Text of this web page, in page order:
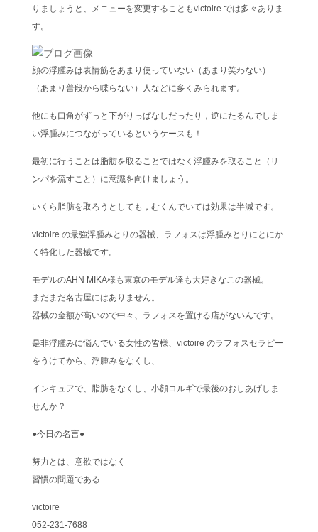
りましょうと、メニューを変更することもvictoire では多々ありま
す。
顔の浮腫みは表情筋をあまり使っていない（あまり笑わない）
（あまり普段から喋らない）人などに多くみられます。
他にも口角がずっと下がりっぱなしだったり，逆にたるんでしま
い浮腫みにつながっているというケースも！
最初に行うことは脂肪を取ることではなく浮腫みを取ること（リ
ンパを流すこと）に意識を向けましょう。
いくら脂肪を取ろうとしても，むくんでいては効果は半減です。
victoire の最強浮腫みとりの器械、ラフォスは浮腫みとりにとにか
く特化した器械です。
モデルのAHN MIKA様も東京のモデル達も大好きなこの器械。
まだまだ名古屋にはありません。
器械の金額が高いので中々、ラフォスを置ける店がないんです。
是非浮腫みに悩んでいる女性の皆様、victoire のラフォスセラピー
をうけてから、浮腫みをなくし、
インキュアで、脂肪をなくし、小顔コルギで最後のおしあげしま
せんか？
●今日の名言●
努力とは、意欲ではなく
習慣の問題である
victoire
052-231-7688